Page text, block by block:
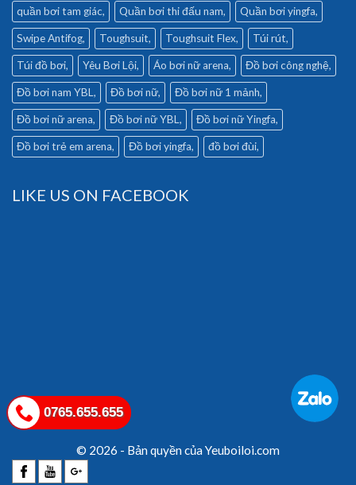
quần bơi tam giác Quần bơi thi đấu nam Quần bơi yingfa
Swipe Antifog Toughsuit Toughsuit Flex Túi rút
Túi đồ bơi Yêu Bơi Lội Áo bơi nữ arena Đồ bơi công nghệ
Đồ bơi nam YBL Đồ bơi nữ Đồ bơi nữ 1 mảnh
Đồ bơi nữ arena Đồ bơi nữ YBL Đồ bơi nữ Yingfa
Đồ bơi trẻ em arena Đồ bơi yingfa đồ bơi đùi
LIKE US ON FACEBOOK
© 2026 - Bản quyền của Yeuboiloi.com
0765.655.655